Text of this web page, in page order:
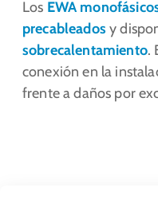
Los EWA
precableados y
sobrecalentamiento.
conexión en la
frente a daños por